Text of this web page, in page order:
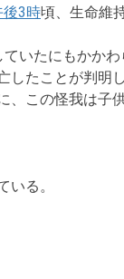
後3時頃、生命維
いたにもかか
たことが判
この怪我は子
る。